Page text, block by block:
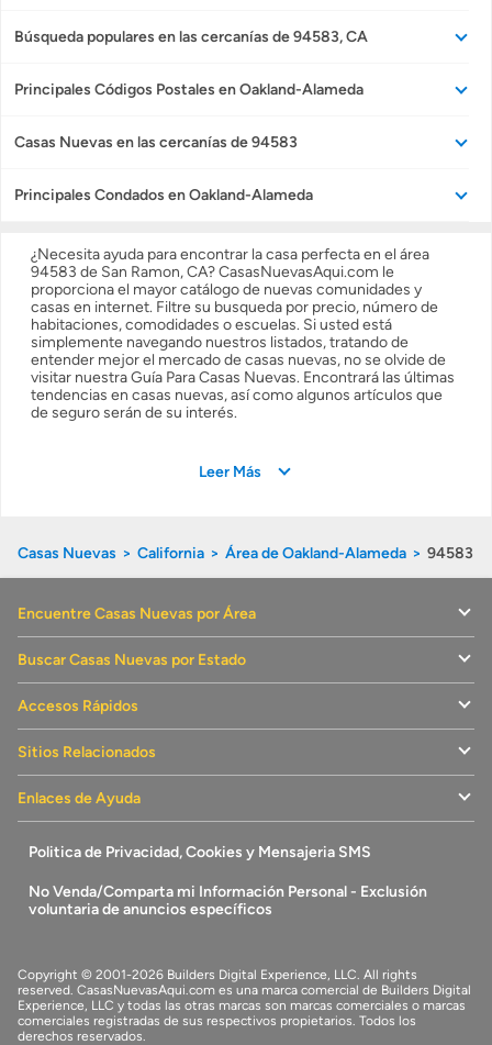
Obtener ofertas por mi casa
Búsqueda populares en las cercanías de 94583, CA
Principales Códigos Postales en Oakland-Alameda
Casas Nuevas en las cercanías de 94583
Principales Condados en Oakland-Alameda
¿Necesita ayuda para encontrar la casa perfecta en el área
94583 de San Ramon, CA? CasasNuevasAqui.com le
proporciona el mayor catálogo de nuevas comunidades y
casas en internet. Filtre su busqueda por precio, número de
habitaciones, comodidades o escuelas. Si usted está
simplemente navegando nuestros listados, tratando de
entender mejor el mercado de casas nuevas, no se olvide de
visitar nuestra Guía Para Casas Nuevas. Encontrará las últimas
tendencias en casas nuevas, así como algunos artículos que
de seguro serán de su interés.
Leer Más
Casas Nuevas California Área de Oakland-Alameda 94583
Encuentre Casas Nuevas por Área
Buscar Casas Nuevas por Estado
Accesos Rápidos
Sitios Relacionados
Enlaces de Ayuda
Politica de Privacidad, Cookies y Mensajeria SMS
No Venda/Comparta mi Información Personal - Exclusión
voluntaria de anuncios específicos
Copyright © 2001-2026 Builders Digital Experience, LLC. All rights
reserved. CasasNuevasAqui.com es una marca comercial de Builders Digital
Experience, LLC y todas las otras marcas son marcas comerciales o marcas
comerciales registradas de sus respectivos propietarios. Todos los
derechos reservados.